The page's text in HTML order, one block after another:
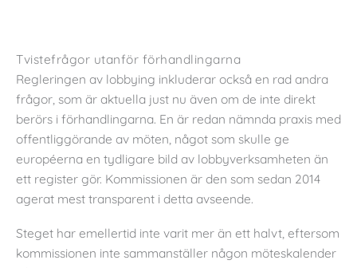
Tvistefrågor utanför förhandlingarna
Regleringen av lobbying inkluderar också en rad andra
frågor, som är aktuella just nu även om de inte direkt
berörs i förhandlingarna. En är redan nämnda praxis med
offentliggörande av möten, något som skulle ge
européerna en tydligare bild av lobbyverksamheten än
ett register gör. Kommissionen är den som sedan 2014
agerat mest transparent i detta avseende.
Steget har emellertid inte varit mer än ett halvt, eftersom
kommissionen inte sammanställer någon möteskalender